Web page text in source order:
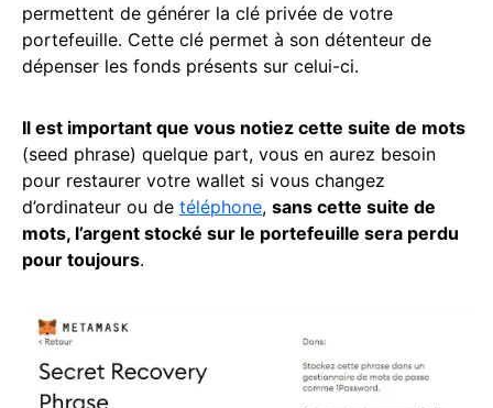
permettent de générer la clé privée de votre
portefeuille. Cette clé permet à son détenteur de
dépenser les fonds présents sur celui-ci.
Il est important que vous notiez cette suite de mots
(seed phrase) quelque part, vous en aurez besoin
pour restaurer votre wallet si vous changez
d’ordinateur ou de téléphone, sans cette suite de
mots, l’argent stocké sur le portefeuille sera perdu
pour toujours.